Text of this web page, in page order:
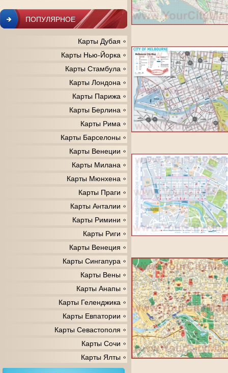
ПОПУЛЯРНОЕ
Карты Дубая
Карты Нью-Йорка
Карты Стамбула
Карты Лондона
Карты Парижа
Карты Берлина
Карты Рима
Карты Барселоны
Карты Венеции
Карты Милана
Карты Мюнхена
Карты Праги
Карты Анталии
Карты Римини
Карты Риги
Карты Венеция
Карты Сингапура
Карты Вены
Карты Анапы
Карты Геленджика
Карты Евпатории
Карты Севастополя
Карты Сочи
Карты Ялты